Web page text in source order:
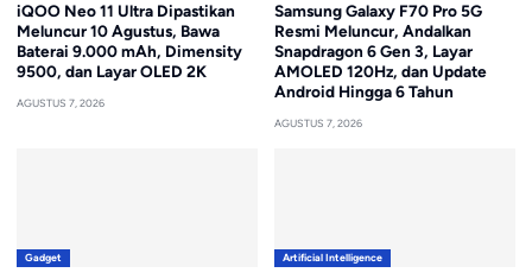
iQOO Neo 11 Ultra Dipastikan
Meluncur 10 Agustus, Bawa
Baterai 9.000 mAh, Dimensity
9500, dan Layar OLED 2K
AGUSTUS 7, 2026
Samsung Galaxy F70 Pro 5G
Resmi Meluncur, Andalkan
Snapdragon 6 Gen 3, Layar
AMOLED 120Hz, dan Update
Android Hingga 6 Tahun
AGUSTUS 7, 2026
Gadget Artificial Intelligence